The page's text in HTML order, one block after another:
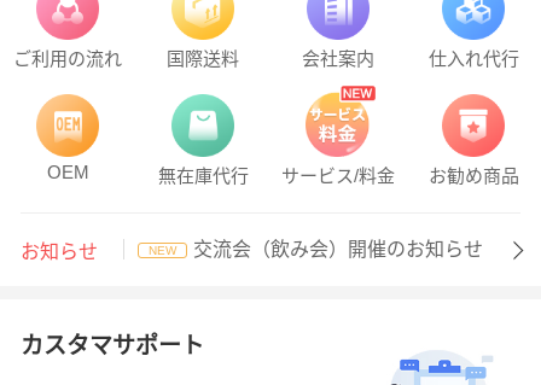
ご利用の流れ 国際送料 会社案内 仕入れ代行
OEM 無在庫代行 サービス/料金 お勧め商品
お知らせ NEW 交流会（飲み会）開催のお知らせ
カスタマサポート